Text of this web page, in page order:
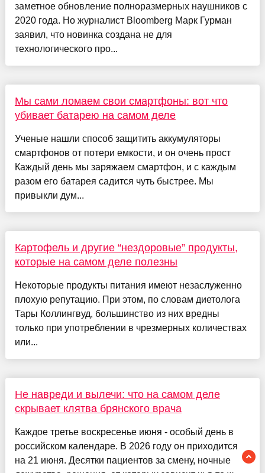
заметное обновление полноразмерных наушников с
2020 года. Но журналист Bloomberg Марк Гурман
заявил, что новинка создана не для
технологического про...
Мы сами ломаем свои смартфоны: вот что
убивает батарею на самом деле
Ученые нашли способ защитить аккумуляторы
смартфонов от потери емкости, и он очень прост
Каждый день мы заряжаем смартфон, и с каждым
разом его батарея садится чуть быстрее. Мы
привыкли дум...
Картофель и другие “нездоровые” продукты,
которые на самом деле полезны
Некоторые продукты питания имеют незаслуженно
плохую репутацию. При этом, по словам диетолога
Тары Коллингвуд, большинство из них вредны
только при употреблении в чрезмерных количествах
или...
Не навреди и вылечи: что на самом деле
скрывает клятва брянского врача
Каждое третье воскресенье июня - особый день в
российском календаре. В 2026 году он приходится
на 21 июня. Десятки пациентов за смену, ночные